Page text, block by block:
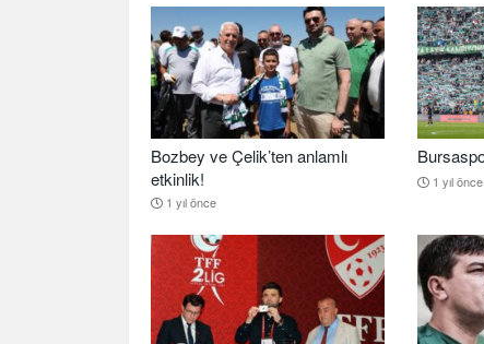
Bozbey ve Çelik’ten anlamlı
etkinlik!
1 yıl önce
1 yıl önce